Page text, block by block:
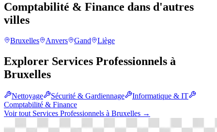
Comptabilité & Finance dans d'autres
villes
Bruxelles Anvers Gand Liège
Explorer Services Professionnels à
Bruxelles
Nettoyage Sécurité & Gardiennage
Informatique & IT
Comptabilité & Finance
Voir tout Services Professionnels à Bruxelles →